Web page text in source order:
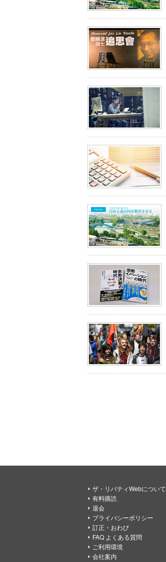
ザ・リバティWebについて
有料購読
退会
プライバシーポリシー
訂正・おわび
FAQ よくある質問
ご利用環境
会社案内